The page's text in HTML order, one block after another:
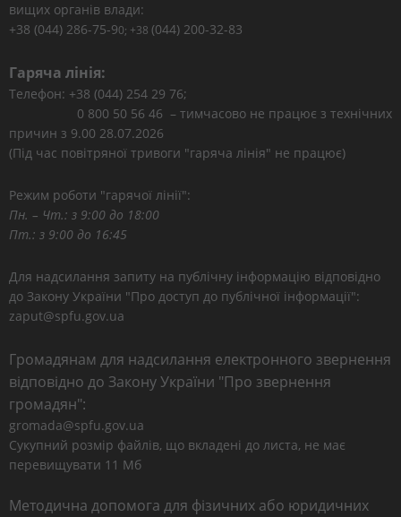
вищих органів влади:
+38 (044) 286-75-90; +38 (044) 200-32-83
Гаряча лінія:
Телефон: +38 (044) 254 29 76;
0 800 50 56 46 – тимчасово не працює з технічних
причин з 9.00 28.07.2026
(Під час повітряної тривоги "гаряча лінія" не працює)
Режим роботи "гарячої лінії":
Пн. – Чт.: з 9:00 до 18:00
Пт.: з 9:00 до 16:45
Для надсилання запиту на публічну інформацію відповідно
до Закону України "Про доступ до публічної інформації":
zaput@spfu.gov.ua
Громадянам для надсилання електронного звернення
відповідно до Закону України "Про звернення
громадян":
gromada@spfu.gov.ua
Сукупний розмір файлів, що вкладені до листа, не має
перевищувати 11 Мб
Методична допомога для фізичних або юридичних